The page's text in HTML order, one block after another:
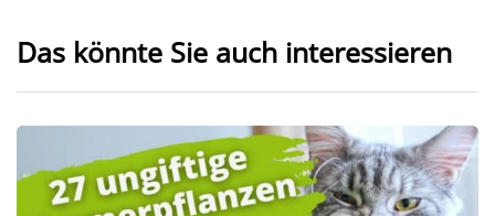
Das könnte Sie auch interessieren